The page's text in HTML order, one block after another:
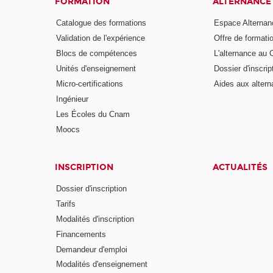
Catalogue des formations
Validation de l'expérience
Blocs de compétences
Unités d'enseignement
Micro-certifications
Ingénieur
Les Écoles du Cnam
Moocs
Espace
Offre de
L'alternance au
Dossier
Aides aux
INSCRIPTION
Dossier d'inscription
Tarifs
Modalités d'inscription
Financements
Demandeur d'emploi
Modalités d'enseignement
ACTUALITÉS